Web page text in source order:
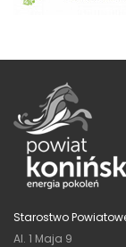
Starostwo
Al. 1 Maja 9